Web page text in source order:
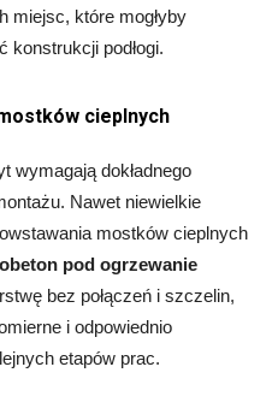
miejsc, które mogłyby
konstrukcji podłogi.
cieplnych
wymagają dokładnego
Nawet niewielkie
mostków cieplnych
pod ogrzewanie
bez połączeń i szczelin,
i odpowiednio
etapów prac.